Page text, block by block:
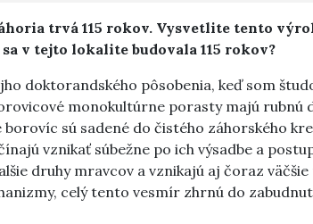
trvá 115 rokov. Vysvetlite tento
v tejto lokalite budovala 115 rokov?
doktorandského pôsobenia, keď som
monokultúrne porasty majú rubnú
sú sadené do čistého záhorského
vznikať súbežne po ich výsadbe a
druhy mravcov a vznikajú aj čoraz väčšie
celý tento vesmír zhrnú do